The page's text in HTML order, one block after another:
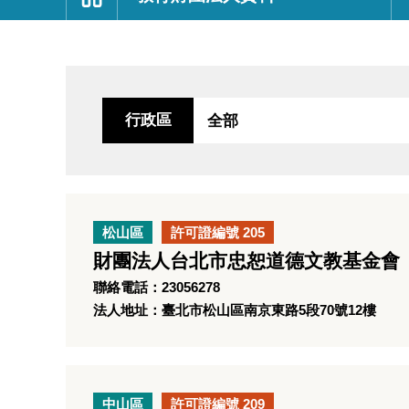
行政區
松山區 許可證編號 205
財團法人台北市忠恕道德文教基金會
聯絡電話：23056278
法人地址：臺北市松山區南京東路5段70號12樓
中山區 許可證編號 209